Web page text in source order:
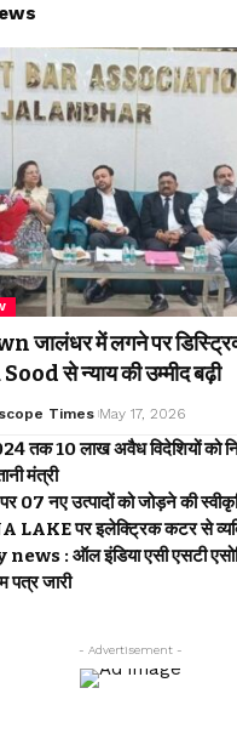
जालंधर में लगने पर
से न्याय की उम्मीद बढ़ी
Times May 17, 2026
तक 10 लाख अवैध विदेशियों को
मंत्री
07 नए उत्पादों को जोड़ने की
LAKE पर इलेक्ट्रिक कटर से
: ऑल इंडिया एसी एसटी
पत्र जारी
- Advertisement -